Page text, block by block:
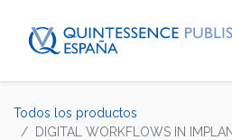
Todos los productos
DIGITAL WORKFLOWS IN